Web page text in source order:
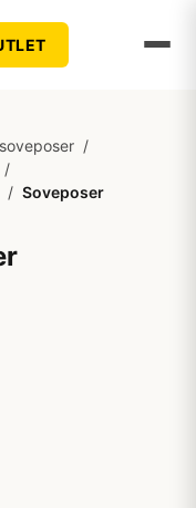
/
/
/ Soveposer